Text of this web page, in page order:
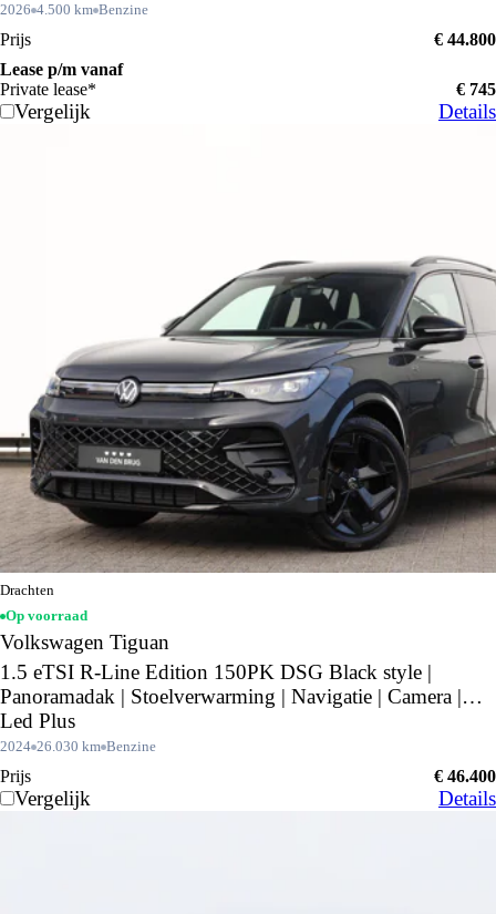
2026 4.500 km Benzine
Prijs
€ 44.800
Lease p/m vanaf
Private lease*
€ 745
Vergelijk Details
Drachten
Op voorraad
Volkswagen Tiguan
1.5 eTSI R-Line Edition 150PK DSG Black style |
Panoramadak | Stoelverwarming | Navigatie | Camera |
Led Plus
2024 26.030 km Benzine
Prijs € 46.400
Vergelijk Details